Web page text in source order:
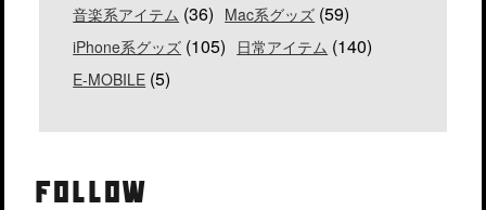
音楽系アイテム (36) Mac系グッズ (59)
iPhone系グッズ (105) 日常アイテム (140)
E-MOBILE (5)
FOLLOW